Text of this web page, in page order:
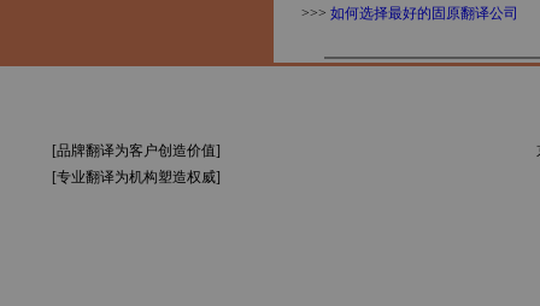
>>> 如何选择最好的固原翻译公司
[品牌翻译为客户创造价值]
[专业翻译为机构塑造权威]